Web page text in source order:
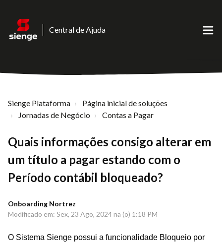
Central de Ajuda
Sienge Plataforma
Página inicial de soluções
Jornadas de Negócio
Contas a Pagar
Quais informações consigo alterar em
um título a pagar estando com o
Período contábil bloqueado?
Onboarding Nortrez
Modificado em: Sex, 23 Ago, 2024 na (o) 1:18 PM
O Sistema Sienge possui a funcionalidade Bloqueio por